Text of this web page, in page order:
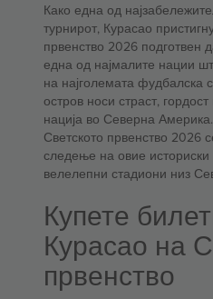
Како една од
турнирот, Курасао
првенство 2026 подготвен
една од најмалите нации
на најголемата фудбалска
остров носи страст,
нација во Северна
Светското првенство 2026
следење на овие историски
велелепни стадиони низ
Купете
Курасао на
првенство